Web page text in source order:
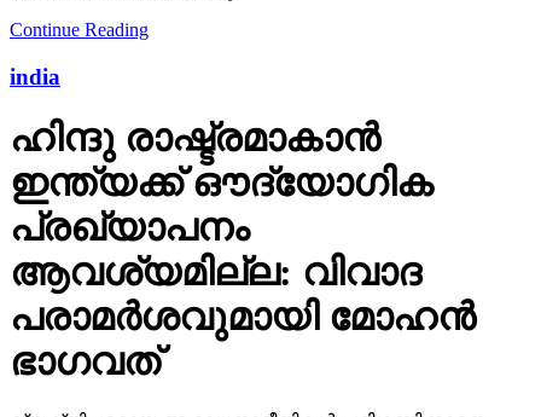
Continue Reading
india
ഹിന്ദു രാഷ്ട്രമാകാന്‍
ഇന്ത്യക്ക് ഔദ്യോഗിക
പ്രഖ്യാപനം
ആവശ്യമില്ല: വിവാദ
പരാമര്‍ശവുമായി മോഹന്‍
ഭാഗവത്